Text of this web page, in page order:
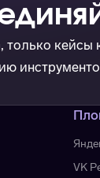
только
VK